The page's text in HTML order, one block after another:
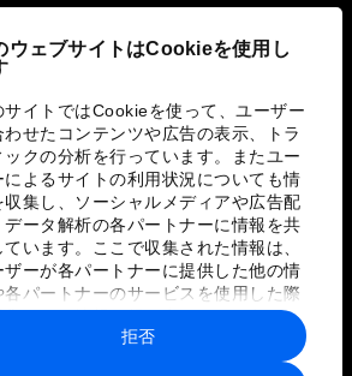
ウェブサイトはCookieを使用し
サイトではCookieを使って、ユーザー
わせたコンテンツや広告の表示、トラ
ックの分析を行っています。またユー
によるサイトの利用状況についても情
収集し、ソーシャルメディアや広告配
データ解析の各パートナーに情報を共
ています。ここで収集された情報は、
ザーが各パートナーに提供した他の情
各パートナーのサービスを使用した際
集された情報と組み合わされ、各パー
ーによって使用されることがありま
拒否
取り組み
シーポリシーと利用規約